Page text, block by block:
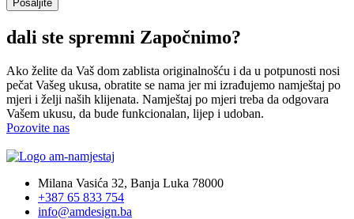
Pošaljite
dali ste spremni Započnimo?
Ako želite da Vaš dom zablista originalnošću i da u potpunosti nosi
pečat Vašeg ukusa, obratite se nama jer mi izrađujemo namještaj po
mjeri i želji naših klijenata. Namještaj po mjeri treba da odgovara
Vašem ukusu, da bude funkcionalan, lijep i udoban.
Pozovite nas
Milana Vasića 32, Banja Luka 78000
+387 65 833 754
info@amdesign.ba